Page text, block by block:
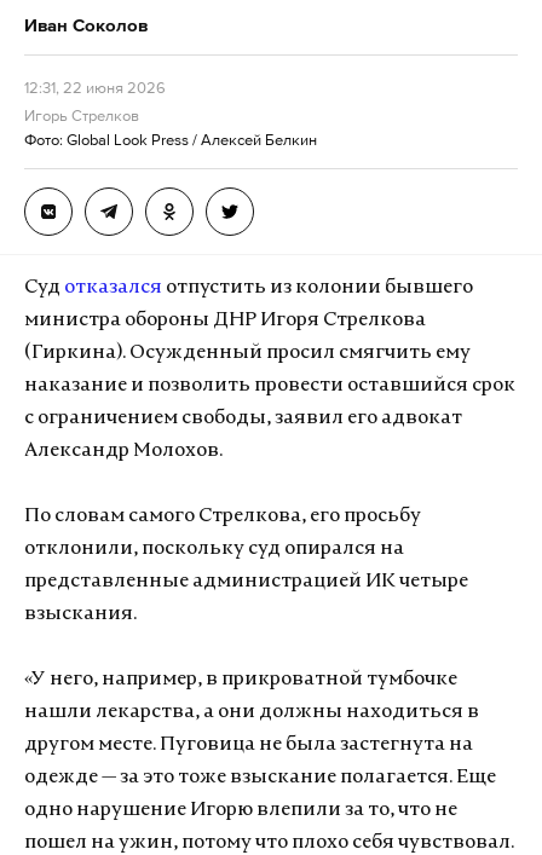
Иван Соколов
12:31, 22 июня 2026
Игорь Стрелков
Фото: Global Look Press / Алексей Белкин
Суд отказался отпустить из колонии бывшего
министра обороны ДНР Игоря Стрелкова
(Гиркина). Осужденный просил смягчить ему
наказание и позволить провести оставшийся срок
с ограничением свободы, заявил его адвокат
Александр Молохов.
По словам самого Стрелкова, его просьбу
отклонили, поскольку суд опирался на
представленные администрацией ИК четыре
взыскания.
«У него, например, в прикроватной тумбочке
нашли лекарства, а они должны находиться в
другом месте. Пуговица не была застегнута на
одежде — за это тоже взыскание полагается. Еще
одно нарушение Игорю влепили за то, что не
пошел на ужин, потому что плохо себя чувствовал.